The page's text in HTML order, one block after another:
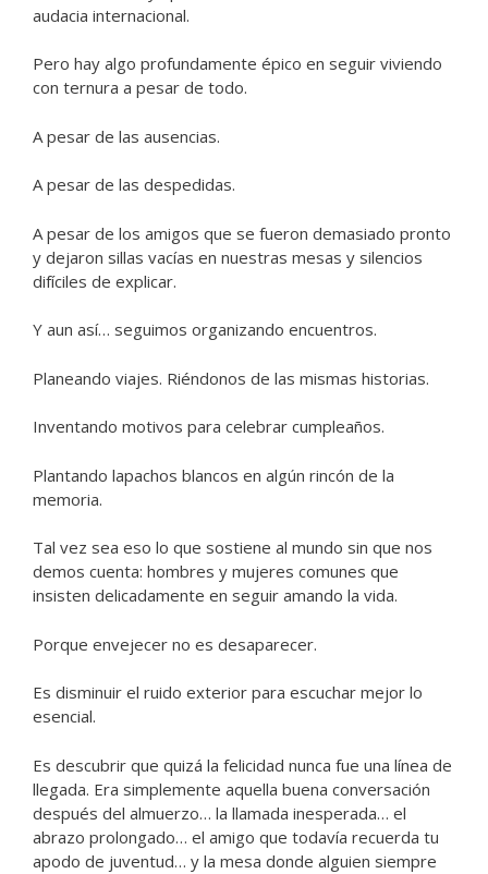
audacia internacional.
Pero hay algo profundamente épico en seguir viviendo
con ternura a pesar de todo.
A pesar de las ausencias.
A pesar de las despedidas.
A pesar de los amigos que se fueron demasiado pronto
y dejaron sillas vacías en nuestras mesas y silencios
difíciles de explicar.
Y aun así… seguimos organizando encuentros.
Planeando viajes. Riéndonos de las mismas historias.
Inventando motivos para celebrar cumpleaños.
Plantando lapachos blancos en algún rincón de la
memoria.
Tal vez sea eso lo que sostiene al mundo sin que nos
demos cuenta: hombres y mujeres comunes que
insisten delicadamente en seguir amando la vida.
Porque envejecer no es desaparecer.
Es disminuir el ruido exterior para escuchar mejor lo
esencial.
Es descubrir que quizá la felicidad nunca fue una línea de
llegada. Era simplemente aquella buena conversación
después del almuerzo… la llamada inesperada… el
abrazo prolongado… el amigo que todavía recuerda tu
apodo de juventud… y la mesa donde alguien siempre